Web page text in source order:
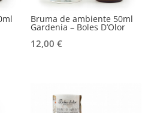
Bruma de ambiente 50ml
Gardenia – Boles D’Olor
12,00 €